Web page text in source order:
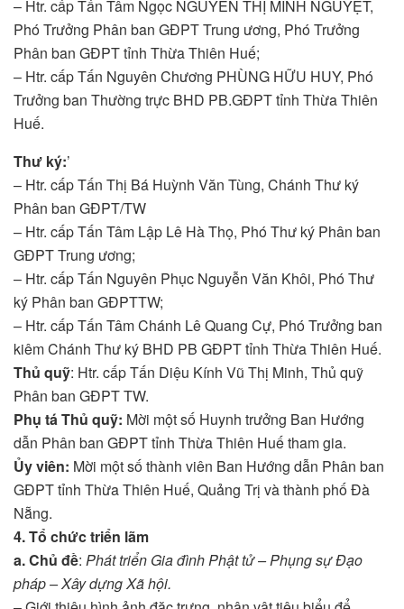
– Htr. cấp Tấn Tâm Ngọc NGUYỄN THỊ MINH NGUYỆT,
Phó Trưởng Phân ban GĐPT Trung ương, Phó Trưởng
Phân ban GĐPT tỉnh Thừa Thiên Huế;
– Htr. cấp Tấn Nguyên Chương PHÙNG HỮU HUY, Phó
Trưởng ban Thường trực BHD PB.GĐPT tỉnh Thừa Thiên
Huế.
Thư ký:’
– Htr. cấp Tấn Thị Bá Huỳnh Văn Tùng, Chánh Thư ký
Phân ban GĐPT/TW
– Htr. cấp Tấn Tâm Lập Lê Hà Thọ, Phó Thư ký Phân ban
GĐPT Trung ương;
– Htr. cấp Tấn Nguyên Phục Nguyễn Văn Khôi, Phó Thư
ký Phân ban GĐPTTW;
– Htr. cấp Tấn Tâm Chánh Lê Quang Cự, Phó Trưởng ban
kiêm Chánh Thư ký BHD PB GĐPT tỉnh Thừa Thiên Huế.
Thủ quỹ: Htr. cấp Tấn Diệu Kính Vũ Thị Minh, Thủ quỹ
Phân ban GĐPT TW.
Phụ tá Thủ quỹ: Mời một số Huynh trưởng Ban Hướng
dẫn Phân ban GĐPT tỉnh Thừa Thiên Huế tham gia.
Ủy viên: Mời một số thành viên Ban Hướng dẫn Phân ban
GĐPT tỉnh Thừa Thiên Huế, Quảng Trị và thành phố Đà
Nẵng.
4. Tổ chức triển lãm
a. Chủ đề: Phát triển Gia đình Phật tử – Phụng sự Đạo
pháp – Xây dựng Xã hội.